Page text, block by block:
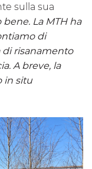
sulla sua
bene. La MTH ha
di
di risanamento
A breve, la
in situ